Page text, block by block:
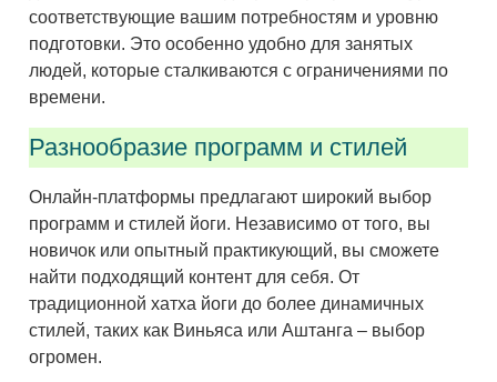
соответствующие вашим потребностям и уровню
подготовки. Это особенно удобно для занятых
людей, которые сталкиваются с ограничениями по
времени.
Разнообразие программ и стилей
Онлайн-платформы предлагают широкий выбор
программ и стилей йоги. Независимо от того, вы
новичок или опытный практикующий, вы сможете
найти подходящий контент для себя. От
традиционной хатха йоги до более динамичных
стилей, таких как Виньяса или Аштанга – выбор
огромен.